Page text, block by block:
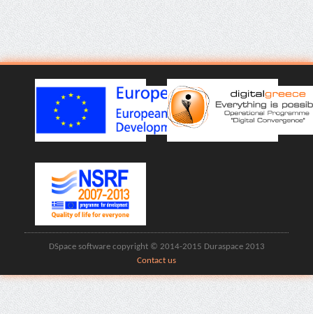
DSpace software copyright © 2014-2015 Duraspace 2013
Contact us